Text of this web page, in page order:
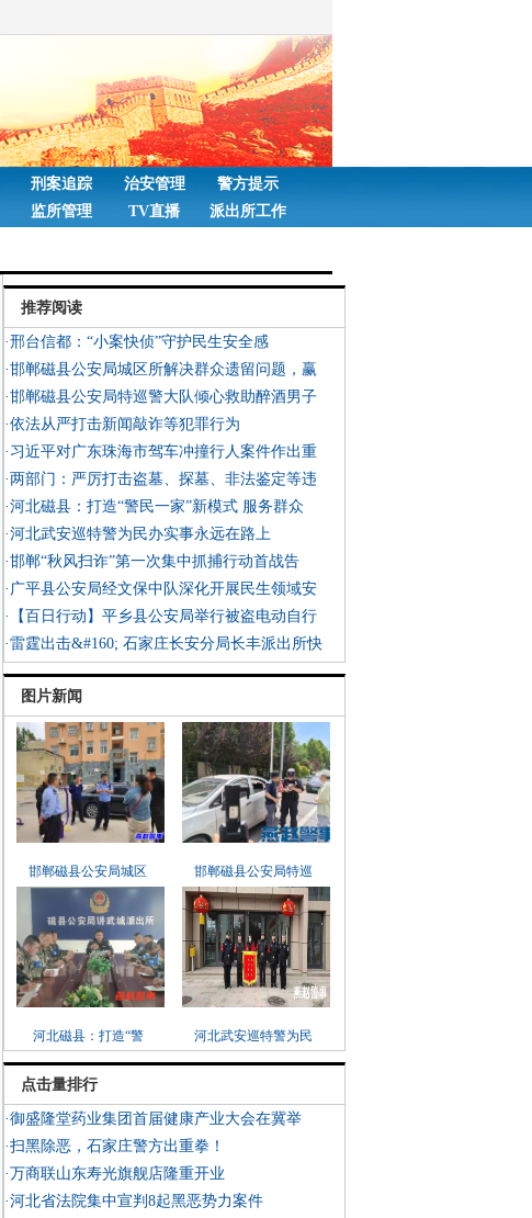
刑案追踪 治安管理
警方提示
监所管理 TV直播
派出所工作
推荐阅读
·邢台信都：“小案快侦”守护民生安全感
·邯郸磁县公安局城区所解决群众遗留问题，赢
·邯郸磁县公安局特巡警大队倾心救助醉酒男子
·依法从严打击新闻敲诈等犯罪行为
·习近平对广东珠海市驾车冲撞行人案件作出重
·两部门：严厉打击盗墓、探墓、非法鉴定等违
·河北磁县：打造“警民一家”新模式 服务群众
·河北武安巡特警为民办实事永远在路上
·邯郸“秋风扫诈”第一次集中抓捕行动首战告
·广平县公安局经文保中队深化开展民生领域安
·【百日行动】平乡县公安局举行被盗电动自行
·雷霆出击&#160; 石家庄长安分局长丰派出所快
图片新闻
邯郸磁县公安局城区 邯郸磁县公安局特巡
河北磁县：打造“警 河北武安巡特警为民
点击量排行
·御盛隆堂药业集团首届健康产业大会在冀举
·扫黑除恶，石家庄警方出重拳！
·万商联山东寿光旗舰店隆重开业
·河北省法院集中宣判8起黑恶势力案件